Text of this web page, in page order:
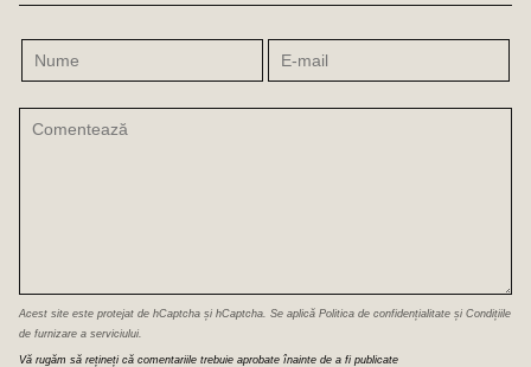
Acest site este protejat de hCaptcha și hCaptcha. Se aplică Politica de confidențialitate și Condițiile
de furnizare a serviciului.
Vă rugăm să rețineți că comentariile trebuie aprobate înainte de a fi publicate